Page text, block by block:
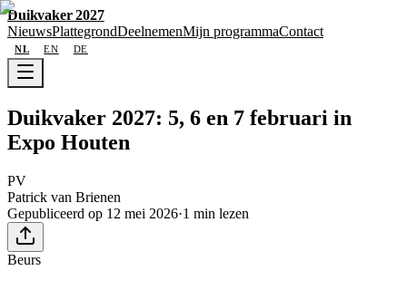
Duikvaker 2027
NieuwsPlattegrondDeelnemenMijn programmaContact
NL EN DE
Duikvaker 2027: 5, 6 en 7 februari in
Expo Houten
PV
Patrick van Brienen
Gepubliceerd op 12 mei 2026·1 min lezen
Beurs